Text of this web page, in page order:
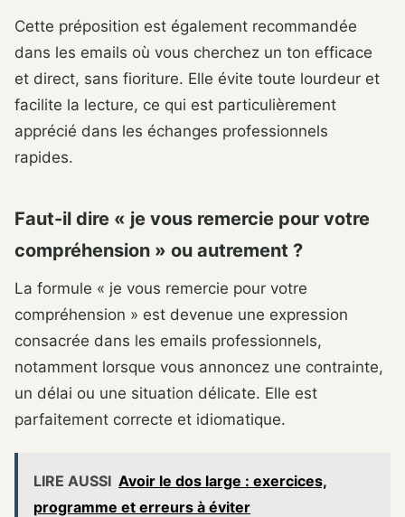
Cette préposition est également recommandée
dans les emails où vous cherchez un ton efficace
et direct, sans fioriture. Elle évite toute lourdeur et
facilite la lecture, ce qui est particulièrement
apprécié dans les échanges professionnels
rapides.
Faut-il dire « je vous remercie pour votre
compréhension » ou autrement ?
La formule « je vous remercie pour votre
compréhension » est devenue une expression
consacrée dans les emails professionnels,
notamment lorsque vous annoncez une contrainte,
un délai ou une situation délicate. Elle est
parfaitement correcte et idiomatique.
LIRE AUSSI Avoir le dos large : exercices,
programme et erreurs à éviter